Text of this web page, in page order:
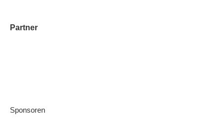
Partner
Sponsoren